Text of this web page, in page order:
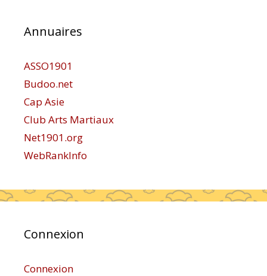
Annuaires
ASSO1901
Budoo.net
Cap Asie
Club Arts Martiaux
Net1901.org
WebRankInfo
Connexion
Connexion